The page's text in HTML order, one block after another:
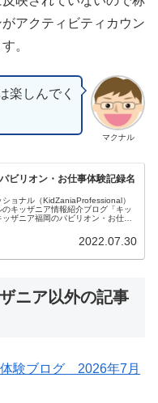
アクティビティカウン
。
マクナル
楽しんでく
ビリオン・お仕事体験記録名
ョナル（KidZaniaProfessional）
キッザニア情報紹介ブログ「キッ
ザニア福岡のパビリオン・お仕事
2022.07.30
ニア以外の記事
験ブログ 2026年7月